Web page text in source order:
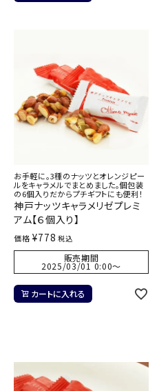
お手軽に。3種のナッツとオレンジピー
ルをキャラメルでまとめました。個包装
の6個入りだからプチギフトにも便利！
神戸ナッツキャラメリゼプレミ
アム【６個入り】
価格 ¥778 税込
販売期間
2025/03/01 0:00〜
カートに入れる